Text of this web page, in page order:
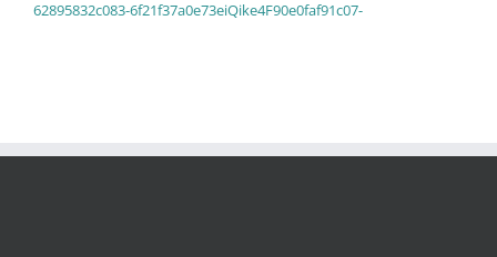
62895832c083-6f21f37a0e73eiQike4F90e0faf91c07-